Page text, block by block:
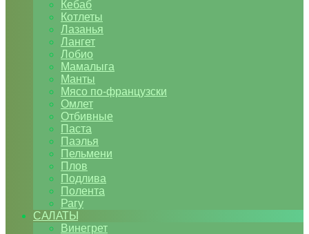
Кебаб
Котлеты
Лазанья
Лангет
Лобио
Мамалыга
Манты
Мясо по-французски
Омлет
Отбивные
Паста
Паэлья
Пельмени
Плов
Подлива
Полента
Рагу
САЛАТЫ
Винегрет